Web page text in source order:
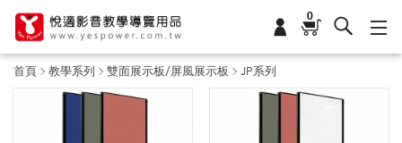
0
首頁 教學系列 雙面展示板/屏風展示板 JP系列